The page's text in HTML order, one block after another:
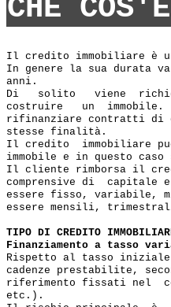
CHE
Il credito immobiliare è
In genere la sua durata
anni.
Di   solito   viene
costruire   un
rifinanziare contratti di
stesse finalità.
Il credito  immobiliare
immobile e in questo
Il cliente rimborsa il
comprensive di  capitale
essere fisso, variabile,
essere mensili,
TIPO DI CREDITO
Finanziamento a tasso
Rispetto al tasso
cadenze prestabilite,
riferimento fissati nel
etc.).